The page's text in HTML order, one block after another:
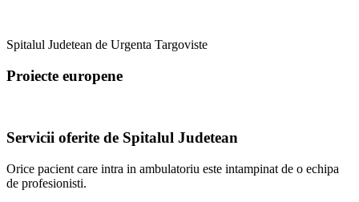
Spitalul Judetean de Urgenta Targoviste
Proiecte europene
Servicii oferite de Spitalul Judetean
Orice pacient care intra in ambulatoriu este intampinat de o echipa
de profesionisti.